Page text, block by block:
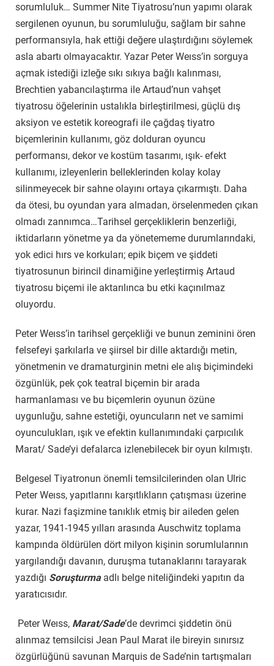
sorumluluk… Summer Nite Tiyatrosu’nun yapımı olarak
sergilenen oyunun, bu sorumluluğu, sağlam bir sahne
performansıyla, hak ettiği değere ulaştırdığını söylemek
asla abartı olmayacaktır. Yazar Peter Weıss’in sorguya
açmak istediği izleğe sıkı sıkıya bağlı kalınması,
Brechtien yabancılaştırma ile Artaud’nun vahşet
tiyatrosu öğelerinin ustalıkla birleştirilmesi, güçlü dış
aksiyon ve estetik koreografi ile çağdaş tiyatro
biçemlerinin kullanımı, göz dolduran oyuncu
performansı, dekor ve kostüm tasarımı, ışık- efekt
kullanımı, izleyenlerin belleklerinden kolay kolay
silinmeyecek bir sahne olayını ortaya çıkarmıştı. Daha
da ötesi, bu oyundan yara almadan, örselenmeden çıkan
olmadı zannımca…Tarihsel gerçekliklerin benzerliği,
iktidarların yönetme ya da yönetememe durumlarındaki,
yok edici hırs ve korkuları; epik biçem ve şiddeti
tiyatrosunun birincil dinamiğine yerleştirmiş Artaud
tiyatrosu biçemi ile aktarılınca bu etki kaçınılmaz
oluyordu.
Peter Weıss’in tarihsel gerçekliği ve bunun zeminini ören
felsefeyi şarkılarla ve şiirsel bir dille aktardığı metin,
yönetmenin ve dramaturginin metni ele alış biçimindeki
özgünlük, pek çok teatral biçemin bir arada
harmanlaması ve bu biçemlerin oyunun özüne
uygunluğu, sahne estetiği, oyuncuların net ve samimi
oyunculukları, ışık ve efektin kullanımındaki çarpıcılık
Marat/ Sade’yi defalarca izlenebilecek bir oyun kılmıştı.
Belgesel Tiyatronun önemli temsilcilerinden olan Ulric
Peter Weıss, yapıtlarını karşıtlıkların çatışması üzerine
kurar. Nazi faşizmine tanıklık etmiş bir aileden gelen
yazar, 1941-1945 yılları arasında Auschwitz toplama
kampında öldürülen dört milyon kişinin sorumlularının
yargılandığı davanın, duruşma tutanaklarını tarayarak
yazdığı Soruşturmaadlı belge niteliğindeki yapıtın da
yaratıcısıdır.
Peter Weıss, Marat/Sade’de devrimci şiddetin önü
alınmaz temsilcisi Jean Paul Marat ile bireyin sınırsız
özgürlüğünü savunan Marquis de Sade’nin tartışmaları